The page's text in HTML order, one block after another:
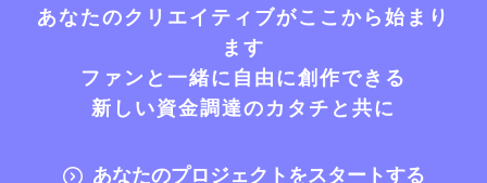
あなたのクリエイティブがここから始まり
ます
ファンと一緒に自由に創作できる
新しい資金調達のカタチと共に
あなたのプロジェクトをスタートする